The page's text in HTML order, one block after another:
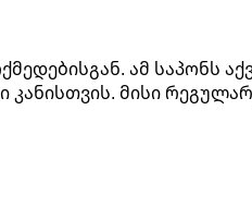
ამ საპონს
კანისთვის. მისი